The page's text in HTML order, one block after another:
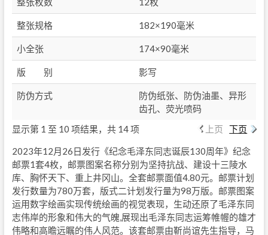
整张规格 182×190毫米
小全张 174×90毫米
版 别 影写
防伪方式
防伪纸张、防伪油墨、异形
齿孔、荧光喷码
显示第 1 至 10 项结果，共 14 项
上页 下页
2023年12月26日发行《纪念毛泽东同志诞辰130周年》纪念
邮票1套4枚，邮票图案名称分别为坚持抗战、建设十三陵水
库、胸怀天下、重上井冈山。全套邮票面值4.80元。邮票计划
发行数量为780万套，版式二计划发行量为98万版。邮票图案
运用数字绘画实现传统绘画的视觉表现，生动还原了毛泽东同
志伟岸的形象和伟大的气魄,展现出毛泽东同志运筹帷幄的雄才
伟略和高瞻远瞩的伟人风范。该套邮票由靳尚谊先生指导，马